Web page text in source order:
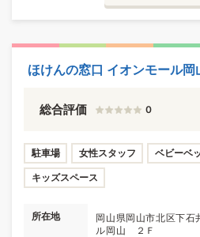
ほけんの窓口 イオンモール岡
総合評価 0
駐車場 女性スタッフ ベビーベ
キッズスペース
所在地
岡山県岡山市北区下
ル岡山 ２Ｆ